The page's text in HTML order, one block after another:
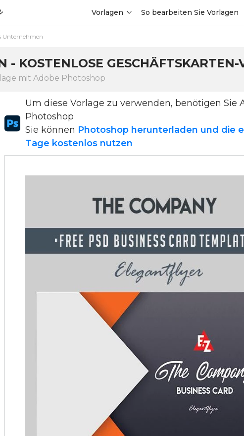
Vorlagen So bearbeiten Sie Vorlagen
Unternehmen
- KOSTENLOSE
mit Adobe Photoshop
Um diese Vorlage zu verwenden, benötigen Sie
Photoshop
Sie können Photoshop herunterladen und die
Tage kostenlos nutzen